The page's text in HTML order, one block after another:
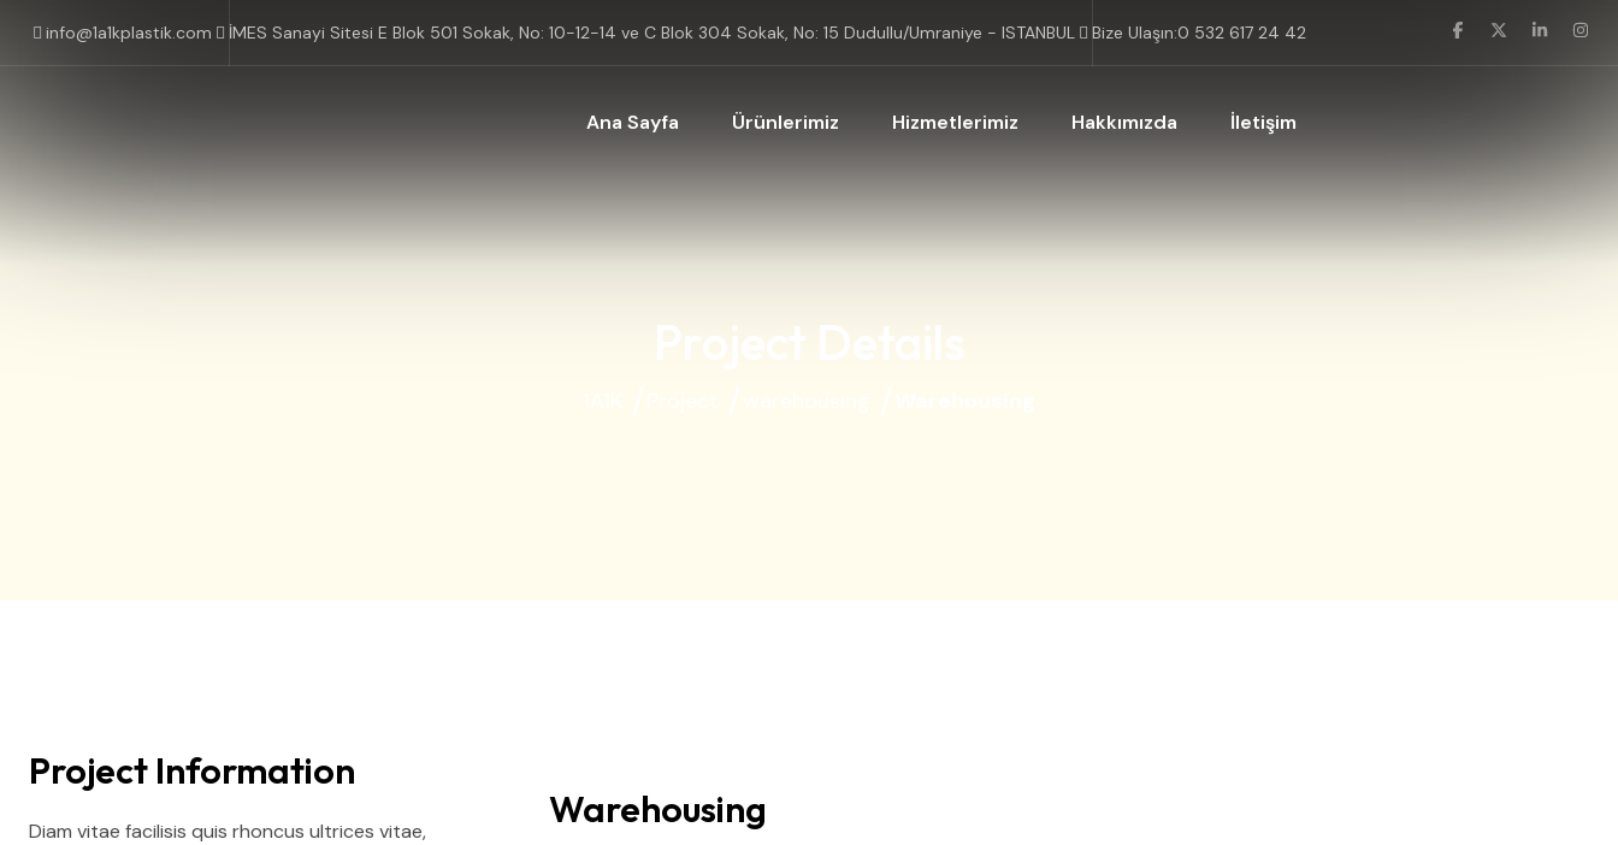
info@1a1kplastik.com İMES Sanayi Sitesi E Blok 501 Sokak, No: 10-12-14 ve C Blok 304 Sokak, No: 15 Dudullu/Umraniye - ISTANBUL Bize Ulaşın:0 532 617 24 42
Ana Sayfa Ürünlerimiz Hizmetlerimiz Hakkımızda İletişim
Project Details
Project Information
Diam vitae facilisis quis rhoncus ultrices vitae,
Warehousing